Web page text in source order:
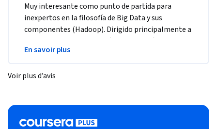
Muy interesante como punto de partida para
inexpertos en la filosofía de Big Data y sus
componentes (Hadoop). Dirigido principalmente a
negocio, con pinceladas técnicas en el último
cuarto del curso.
En savoir plus
Voir plus d’avis